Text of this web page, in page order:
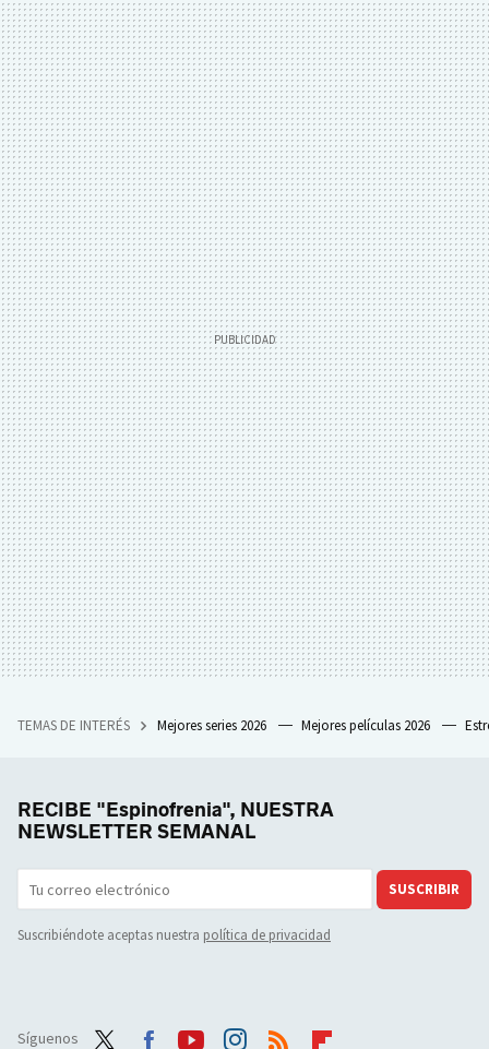
TEMAS DE INTERÉS Mejores series 2026 Mejores películas 2026
RECIBE "Espinofrenia", NUESTRA
NEWSLETTER SEMANAL
SUSCRIBIR
Suscribiéndote aceptas nuestra política de privacidad
Síguenos